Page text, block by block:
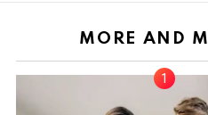
MORE AND